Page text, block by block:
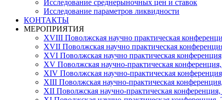
Исследование среднерыночных цен и ставок
Исследование параметров ликвидности
КОНТАКТЫ
МЕРОПРИЯТИЯ
XVIII Поволжская научно практическая
XVII Поволжская научно практическая
XVI Поволжская научно практическая
ХV Поволжская научно-практическая
ХIV Поволжская научно-практическая
ХIII Поволжская научно-практическая
ХII Поволжская научно-практическая конференция,